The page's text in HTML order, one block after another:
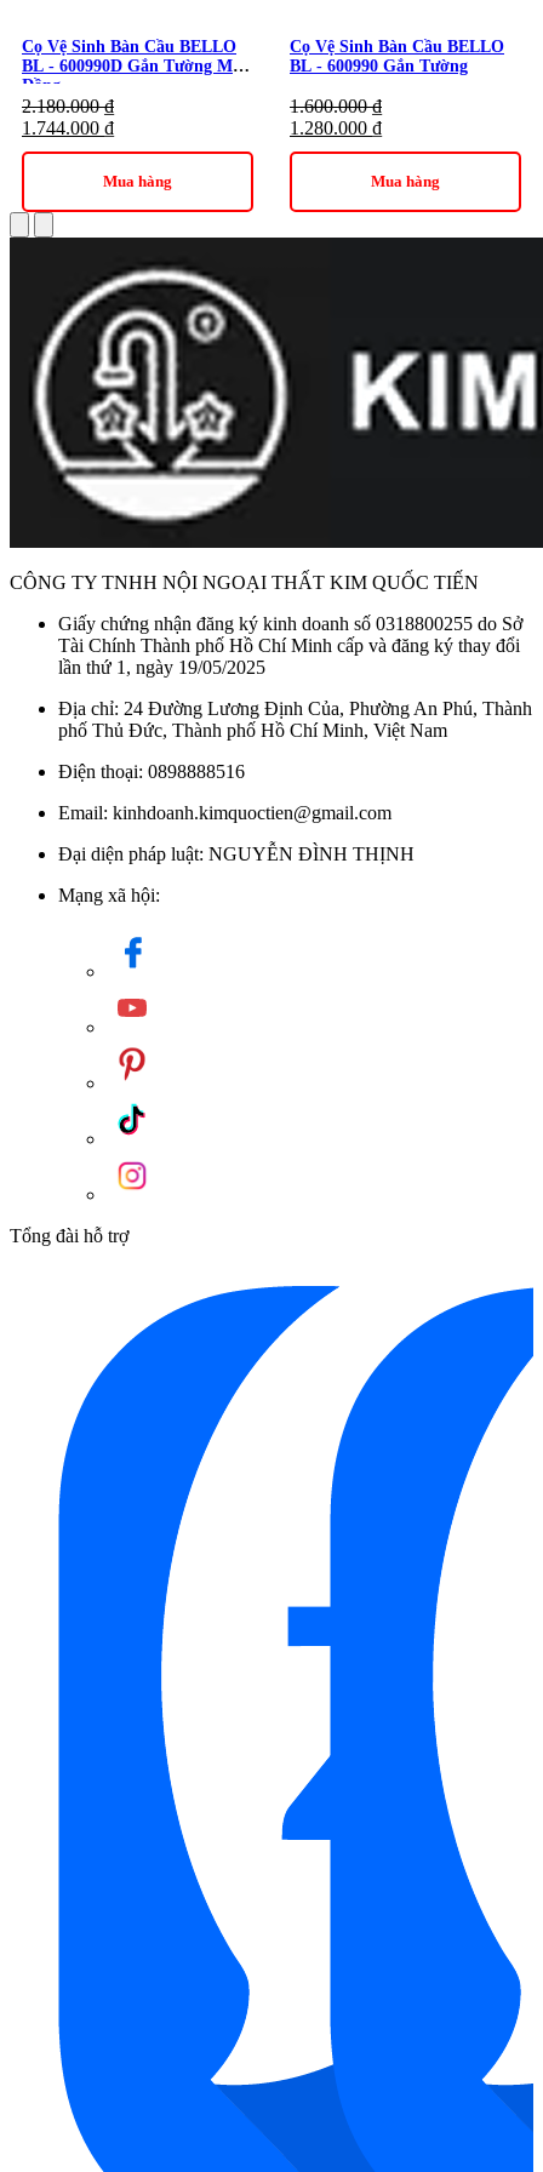
Cọ Vệ Sinh Bàn Cầu BELLO
BL - 600990D Gắn Tường Màu
Đồng
2.180.000₫
1.744.000 ₫
Mua hàng
Cọ Vệ Sinh Bàn Cầu BELLO
BL - 600990 Gắn Tường
1.600.000₫
1.280.000 ₫
Mua hàng
CÔNG TY TNHH NỘI NGOẠI THẤT KIM QUỐC TIẾN
Giấy chứng nhận đăng ký kinh doanh số 0318800255 do Sở
Tài Chính Thành phố Hồ Chí Minh cấp và đăng ký thay đổi
lần thứ 1, ngày 19/05/2025
Địa chỉ: 24 Đường Lương Định Của, Phường An Phú, Thành
phố Thủ Đức, Thành phố Hồ Chí Minh, Việt Nam
Điện thoại: 0898888516
Email: kinhdoanh.kimquoctien@gmail.com
Đại diện pháp luật: NGUYỄN ĐÌNH THỊNH
Mạng xã hội:
Tổng đài hỗ trợ